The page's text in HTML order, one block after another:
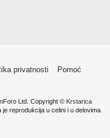
privatnosti
Pomoć
Ltd. Copyright © Krstarica
reprodukcija u celini i u delovima